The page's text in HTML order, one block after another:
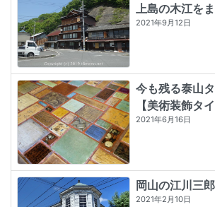
上島の木江を
2021年9月12日
今も残る泰山
【美術装飾タイ
2021年6月16日
岡山の江川三
2021年2月10日